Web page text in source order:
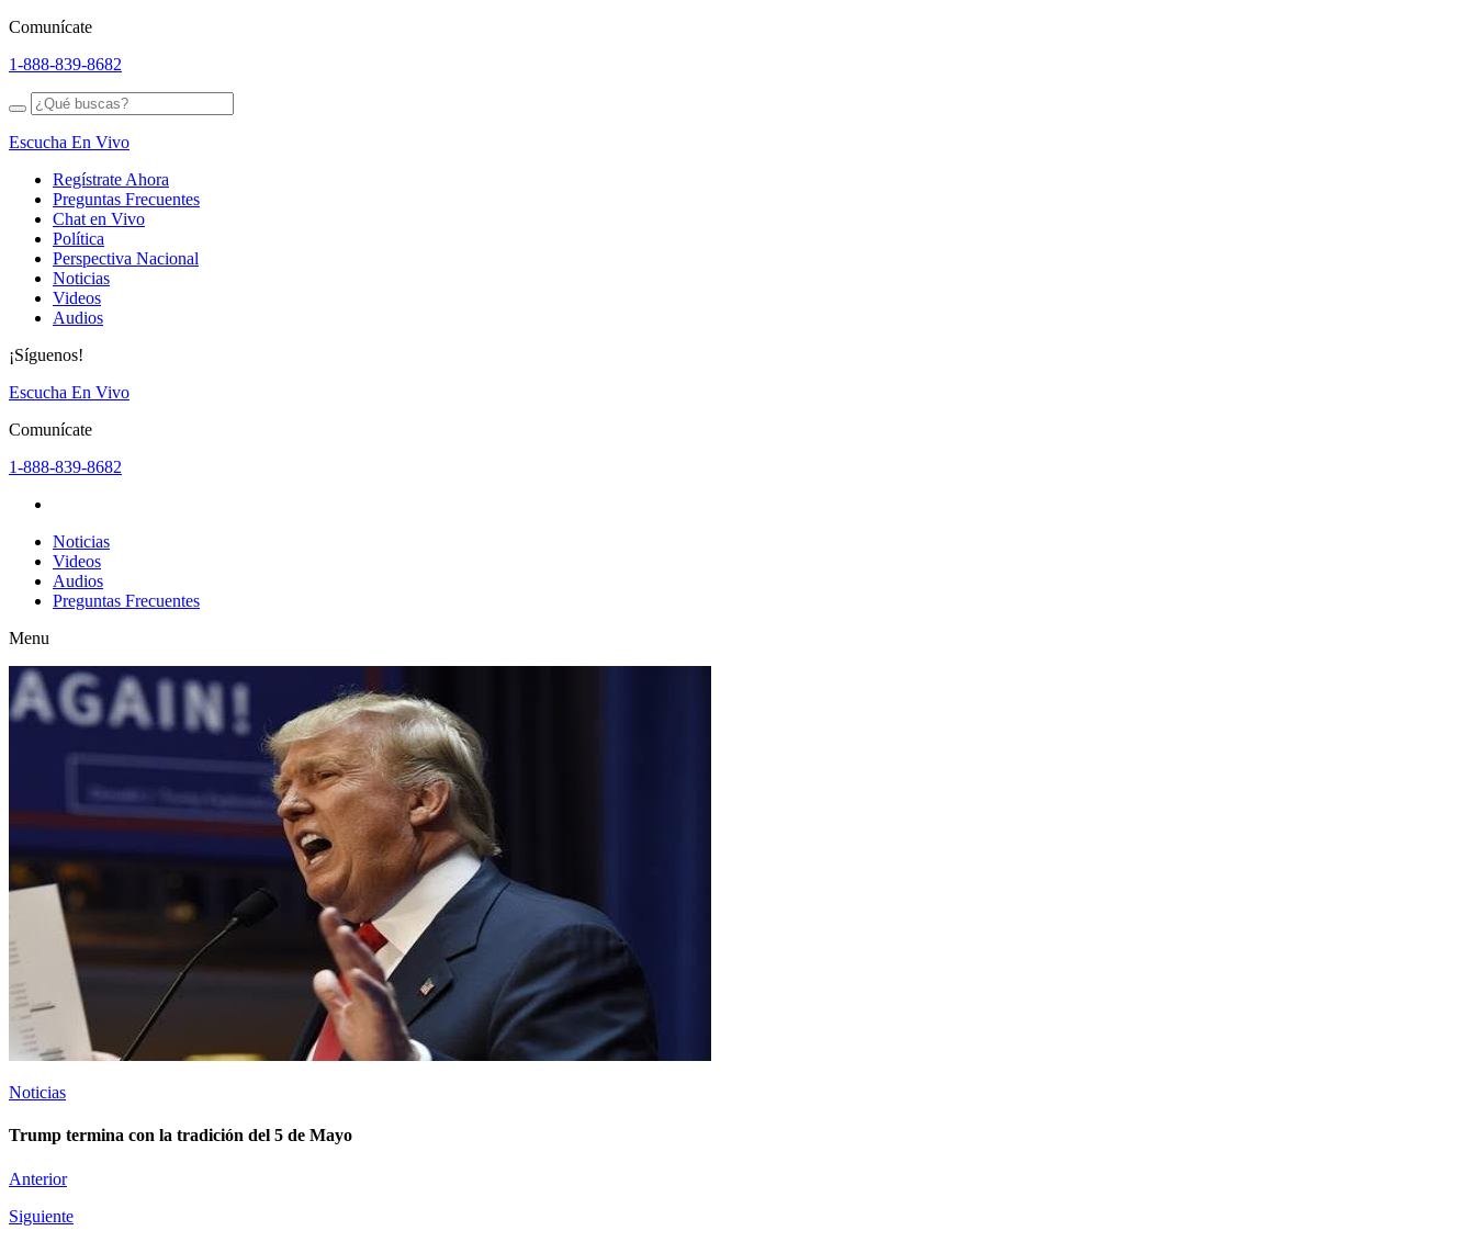
Comunícate
1-888-839-8682
Escucha En Vivo
Regístrate Ahora
Preguntas Frecuentes
Chat en Vivo
Política
Perspectiva Nacional
Noticias
Videos
Audios
¡Síguenos!
Escucha En Vivo
Comunícate
1-888-839-8682
Noticias
Videos
Audios
Preguntas Frecuentes
Menu
Noticias
Trump termina con la tradición del 5 de Mayo
Anterior
Siguiente